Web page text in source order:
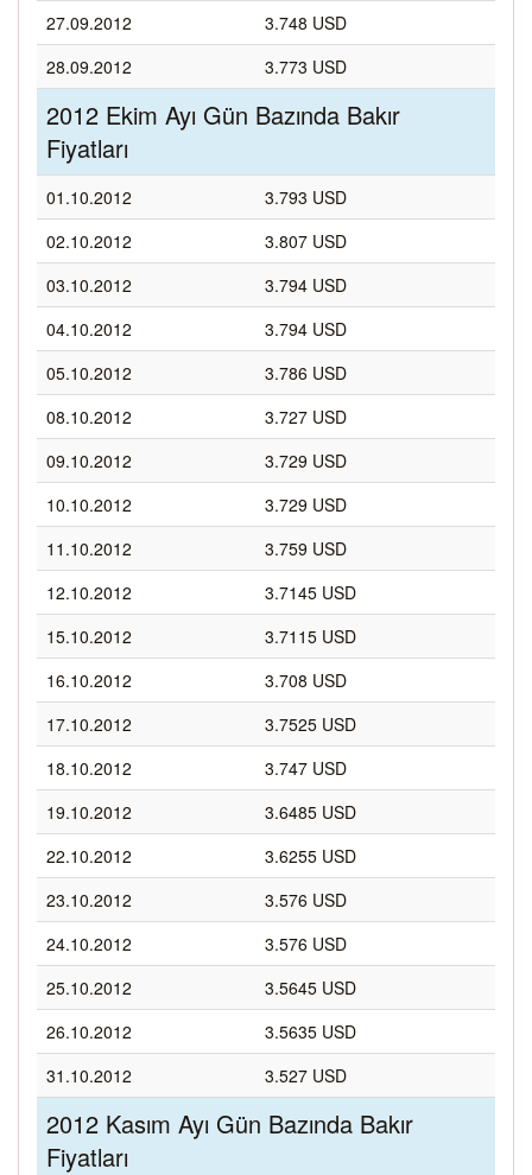
27.09.2012
3.748 USD
28.09.2012
3.773 USD
2012 Ekim Ayı Gün Bazında Bakır
Fiyatları
01.10.2012
3.793 USD
02.10.2012
3.807 USD
03.10.2012
3.794 USD
04.10.2012
3.794 USD
05.10.2012
3.786 USD
08.10.2012
3.727 USD
09.10.2012
3.729 USD
10.10.2012
3.729 USD
11.10.2012
3.759 USD
12.10.2012
3.7145 USD
15.10.2012
3.7115 USD
16.10.2012
3.708 USD
17.10.2012
3.7525 USD
18.10.2012
3.747 USD
19.10.2012
3.6485 USD
22.10.2012
3.6255 USD
23.10.2012
3.576 USD
24.10.2012
3.576 USD
25.10.2012
3.5645 USD
26.10.2012
3.5635 USD
31.10.2012
3.527 USD
2012 Kasım Ayı Gün Bazında Bakır
Fiyatları